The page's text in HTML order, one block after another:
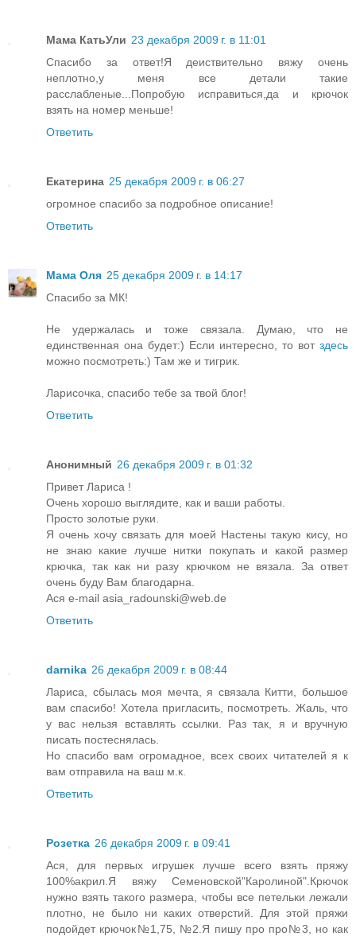
Мама КатьУли 23 декабря 2009 г. в 11:01
Спасибо за ответ!Я деиствительно вяжу очень
неплотно,у меня все детали такие
расслабленые...Попробую исправиться,да и крючок
взять на номер меньше!
Ответить
Екатерина 25 декабря 2009 г. в 06:27
огромное спасибо за подробное описание!
Ответить
Мама Оля 25 декабря 2009 г. в 14:17
Спасибо за МК!
Не удержалась и тоже связала. Думаю, что не
единственная она будет:) Если интересно, то вот здесь
можно посмотреть:) Там же и тигрик.
Ларисочка, спасибо тебе за твой блог!
Ответить
Анонимный 26 декабря 2009 г. в 01:32
Привет Лариса !
Очень хорошо выглядите, как и ваши работы.
Просто золотые руки.
Я очень хочу связать для моей Настены такую кису, но
не знаю какие лучше нитки покупать и какой размер
крючка, так как ни разу крючком не вязала. За ответ
очень буду Вам благодарна.
Ася e-mail asia_radounski@web.de
Ответить
darnika 26 декабря 2009 г. в 08:44
Лариса, сбылась моя мечта, я связала Китти, большое
вам спасибо! Хотела пригласить, посмотреть. Жаль, что
у вас нельзя вставлять ссылки. Раз так, я и вручную
писать постеснялась.
Но спасибо вам огромадное, всех своих читателей я к
вам отправила на ваш м.к.
Ответить
Розетка 26 декабря 2009 г. в 09:41
Ася, для первых игрушек лучше всего взять пряжу
100%акрил.Я вяжу Семеновской"Каролиной".Крючок
нужно взять такого размера, чтобы все петельки лежали
плотно, не было ни каких отверстий. Для этой пряжи
подойдет крючок№1,75, №2.Я пишу про про№3, но как